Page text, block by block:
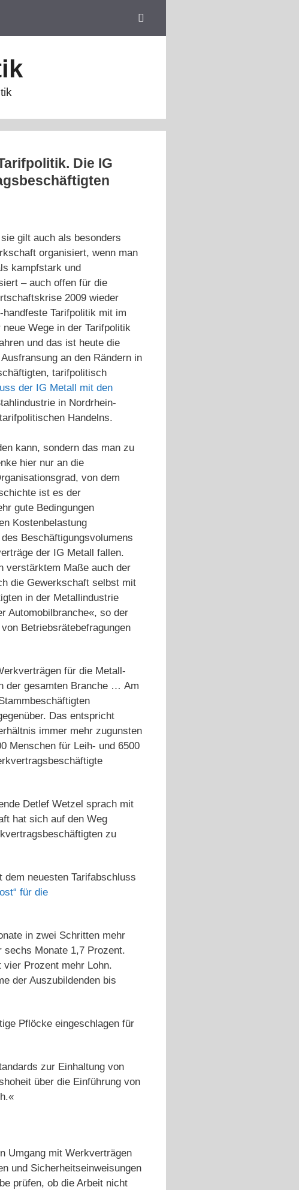
Die IG
gilt auch als besonders
organisiert, wenn man
kampfstark und
– auch offen für die
2009 wieder
Tarifpolitik mit im
Wege in der Tarifpolitik
und das ist heute die
an den Rändern in
tarifpolitisch
der IG Metall mit den
in Nordrhein-
Handelns.
kann, sondern das man zu
hier nur an die
von dem
ist es der
gute Bedingungen
Kostenbelastung
Beschäftigungsvolumens
der IG Metall fallen.
verstärktem Maße auch der
die Gewerkschaft selbst mit
in der Metallindustrie
Automobilbranche«, so der
Betriebsrätebefragungen
für die Metall-
der gesamten Branche … Am
Das entspricht
immer mehr zugunsten
Menschen für Leih- und 6500
Detlef Wetzel sprach mit
hat sich auf den Weg
zu
neuesten Tarifabschluss
für die
in zwei Schritten mehr
sechs Monate 1,7 Prozent.
Prozent mehr Lohn.
der Auszubildenden bis
Pflöcke eingeschlagen für
zur Einhaltung von
über die Einführung von
Umgang mit Werkverträgen
und Sicherheitseinweisungen
prüfen, ob die Arbeit nicht